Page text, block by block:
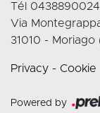
Tél 0438890024
Via
31010 - Moriago
Privacy - Cookie
Powered by